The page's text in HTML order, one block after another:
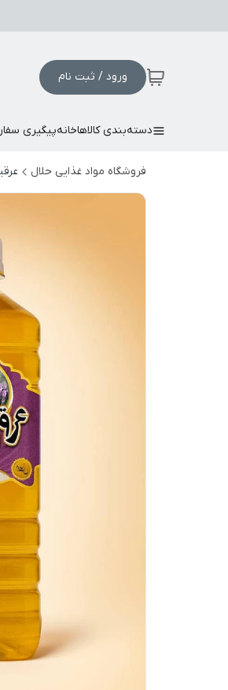
ورود / ثبت نام
دسته‌بندی کالاهاخانهپیگیری
فروشگاه مواد غذایی حلال